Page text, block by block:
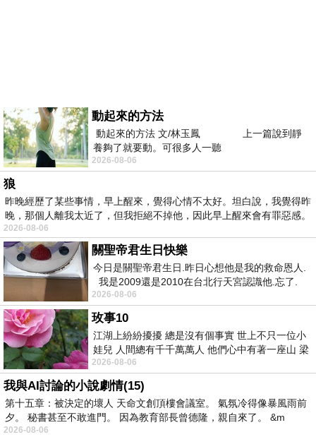
動起來的方法
動起來的方法 文/林玉鳳 上一篇說到靜
養夠了就要動。可很多人一聽
2026-08-06
狼
昨晚經歷了某些事情，早上醒來，覺得心情不太好。坦白說，我覺得昨
晚，那個人離我太近了，但我拒絕不掉他，因此早上醒來會有罪惡感。
2026-08-06
關聖帝君生日快樂
今日是關聖帝君生日.昨日心想他是我的救命恩人.
我是2009還是2010在台北行天宮認識他.忘了.
一個奇摩交友的網友學
2026-08-06
玫事10
江湖上紛紛擾擾 總是沒有個事實 世上不只一位小
娃兒 人間總有千千萬萬人 他們心中有著一座山 梁
山佛山泰華衡恆嵩 一山之高
2026-08-06
我與AI討論的小說劇情(15)
第十五章：被決定的壞人 天命文創頂樓會議室。 氣氛冷得像暴風雨前
夕。 秘書甚至不敢進門。 因為教育部長曾德隆，親自來了。 &m
2026-08-06